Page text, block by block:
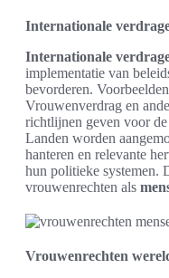
Internationale
Internationale
implementatie van
bevorderen.
Vrouwenverdrag en
richtlijnen geven voor
Landen worden
hanteren en relevante
hun politieke systemen.
vrouwenrechten als
Vrouwenrechten